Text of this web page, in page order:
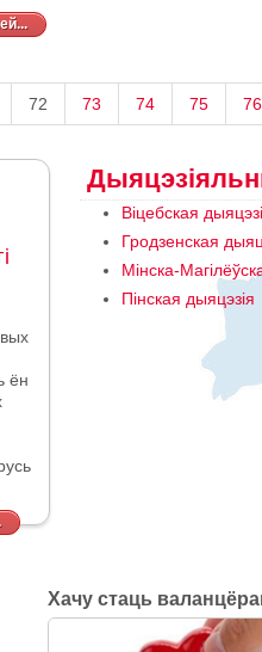
72 73 74 75 76
ён
Віцебская
Гродзенская
Мінска-
Пінская дыяцэзія
Хачу стаць